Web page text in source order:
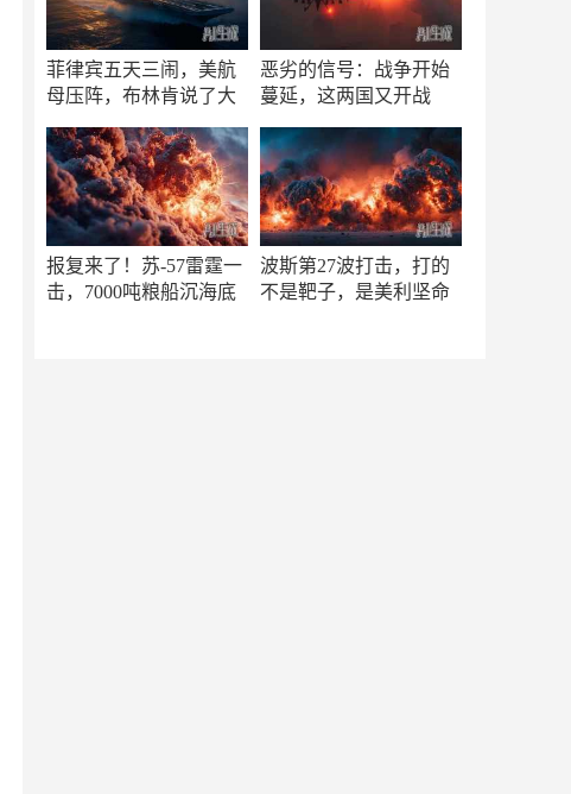
菲律宾五天三闹，美航
母压阵，布林肯说了大
恶劣的信号：战争开始
蔓延，这两国又开战
报复来了！苏-57雷霆一
击，7000吨粮船沉海底
波斯第27波打击，打的
不是靶子，是美利坚命